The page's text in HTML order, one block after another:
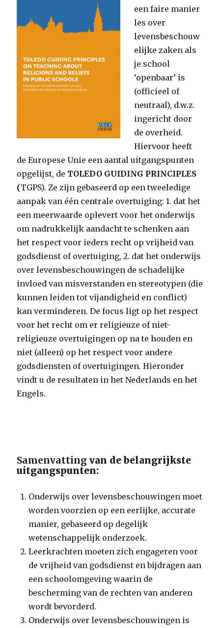
een faire manier
les over
levensbeschouw
elijke zaken als
je school
‘openbaar’ is
(officieel of
neutraal), d.w.z.
ingericht door
de overheid.
Hiervoor heeft
de Europese Unie een aantal uitgangspunten
opgelijst, de TOLEDO GUIDING PRINCIPLES
(TGPS). Ze zijn gebaseerd op een tweeledige
aanpak van één centrale overtuiging: 1. dat het
een meerwaarde oplevert voor het onderwijs
om nadrukkelijk aandacht te schenken aan
het respect voor ieders recht op vrijheid van
godsdienst of overtuiging, 2. dat het onderwijs
over levensbeschouwingen de schadelijke
invloed van misverstanden en stereotypen (die
kunnen leiden tot vijandigheid en conflict)
kan verminderen. De focus ligt op het respect
voor het recht om er religieuze of niet-
religieuze overtuigingen op na te houden en
niet (alleen) op het respect voor andere
godsdiensten of overtuigingen. Hieronder
vindt u de resultaten in het Nederlands en het
Engels.
Samenvattingvan de belangrijkste
uitgangspunten:
Onderwijs over levensbeschouwingen moet
worden voorzien op een eerlijke, accurate
manier, gebaseerd op degelijk
wetenschappelijk onderzoek.
Leerkrachten moeten zich engageren voor
de vrijheid van godsdienst en bijdragen aan
een schoolomgeving waarin de
bescherming van de rechten van anderen
wordt bevorderd.
Onderwijs over levensbeschouwingen is